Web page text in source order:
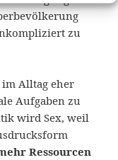
zu
Alltag eher
Aufgaben zu
wird Sex, weil
Ressourcen